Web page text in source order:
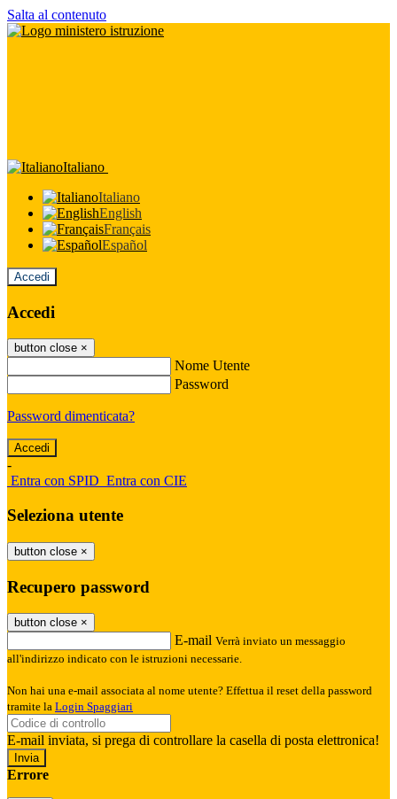
Salta al contenuto
Italiano
Italiano
English
Français
Español
Accedi
Accedi
button close ×
Nome Utente
Password
Password dimenticata?
-
Entra con SPID Entra con CIE
Seleziona utente
button close ×
Recupero password
button close ×
E-mail Verrà inviato un messaggio
all'indirizzo indicato con le istruzioni necessarie.
Non hai una e-mail associata al nome utente? Effettua il reset della password
tramite la Login Spaggiari
E-mail inviata, si prega di controllare la casella di posta elettronica!
Errore